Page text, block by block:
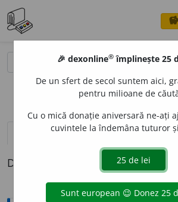
savings
definiții (1) pronunțievolume_up (50)
Definiția cu ID-ul 909628:
🎉 dexonline® împlinește 25
De un sfert de secol suntem aici,
pentru milioane de
Cu o mică donație aniversară ne-ați
cuvintele la îndemâna tuturor